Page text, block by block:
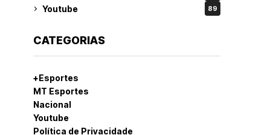
Youtube 89
CATEGORIAS
+Esportes
MT Esportes
Nacional
Youtube
Política de Privacidade